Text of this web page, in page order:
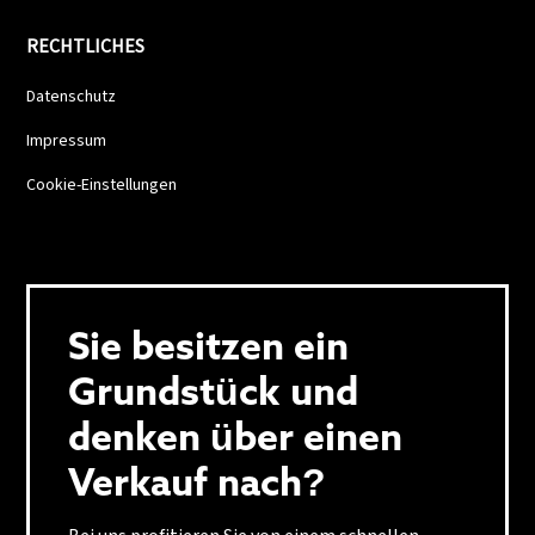
RECHTLICHES
Datenschutz
Impressum
Cookie-Einstellungen
Sie besitzen ein
Grundstück und
denken über einen
Verkauf nach?